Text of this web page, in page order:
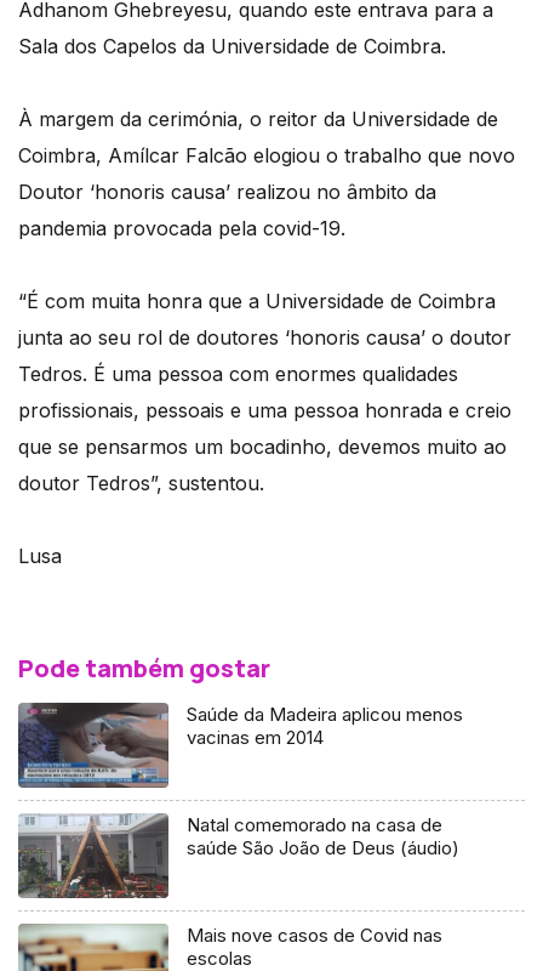
Adhanom Ghebreyesu, quando este entrava para a
Sala dos Capelos da Universidade de Coimbra.
À margem da cerimónia, o reitor da Universidade de
Coimbra, Amílcar Falcão elogiou o trabalho que novo
Doutor ‘honoris causa’ realizou no âmbito da
pandemia provocada pela covid-19.
“É com muita honra que a Universidade de Coimbra
junta ao seu rol de doutores ‘honoris causa’ o doutor
Tedros. É uma pessoa com enormes qualidades
profissionais, pessoais e uma pessoa honrada e creio
que se pensarmos um bocadinho, devemos muito ao
doutor Tedros”, sustentou.
Lusa
Pode também gostar
Saúde da Madeira aplicou menos
vacinas em 2014
Natal comemorado na casa de
saúde São João de Deus (áudio)
Mais nove casos de Covid nas
escolas